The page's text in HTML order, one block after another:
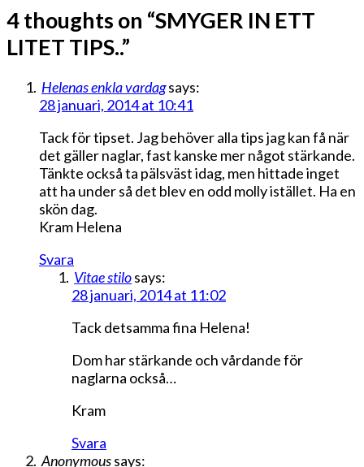
4 thoughts on “SMYGER IN ETT
LITET TIPS..”
Helenas enkla vardagsays:
28 januari, 2014 at 10:41
Tack för tipset. Jag behöver alla tips jag kan få när
det gäller naglar, fast kanske mer något stärkande.
Tänkte också ta pälsväst idag, men hittade inget
att ha under så det blev en odd molly istället. Ha en
skön dag.
Kram Helena
Svara
Vitae stilosays:
28 januari, 2014 at 11:02
Tack detsamma fina Helena!
Dom har stärkande och vårdande för
naglarna också…
Kram
Svara
Anonymoussays: